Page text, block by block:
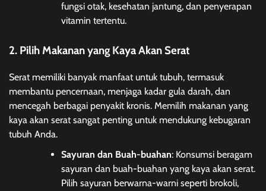
fungsi otak, kesehatan jantung, dan penyerapan
vitamin tertentu.
2. Pilih Makanan yang Kaya Akan Serat
Serat memiliki banyak manfaat untuk tubuh, termasuk
membantu pencernaan, menjaga kadar gula darah, dan
mencegah berbagai penyakit kronis. Memilih makanan yang
kaya akan serat sangat penting untuk mendukung kebugaran
tubuh Anda.
Sayuran dan Buah-buahan: Konsumsi beragam
sayuran dan buah-buahan yang kaya akan serat.
Pilih sayuran berwarna-warni seperti brokoli,